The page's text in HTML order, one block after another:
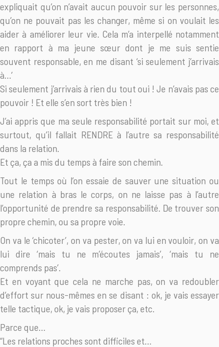
expliquait qu’on n’avait aucun pouvoir sur les personnes,
qu’on ne pouvait pas les changer, même si on voulait les
aider à améliorer leur vie. Cela m’a interpellé notamment
en rapport à ma jeune sœur dont je me suis sentie
souvent responsable, en me disant ‘si seulement j’arrivais
à…’
Si seulement j’arrivais à rien du tout oui ! Je n’avais pas ce
pouvoir ! Et elle s’en sort très bien !
J’ai appris que ma seule responsabilité portait sur moi, et
surtout, qu’il fallait RENDRE à l’autre sa responsabilité
dans la relation.
Et ça, ça a mis du temps à faire son chemin.
Tout le temps où l’on essaie de sauver une situation ou
une relation à bras le corps, on ne laisse pas à l’autre
l’opportunité de prendre sa responsabilité. De trouver son
propre chemin, ou sa propre voie.
On va le ‘chicoter’, on va pester, on va lui en vouloir, on va
lui dire ‘mais tu ne m’écoutes jamais’, ‘mais tu ne
comprends pas’.
Et en voyant que cela ne marche pas, on va redoubler
d’effort sur nous-mêmes en se disant : ok, je vais essayer
telle tactique, ok, je vais proposer ça, etc.
Parce que…
“Les relations proches sont difficiles et…